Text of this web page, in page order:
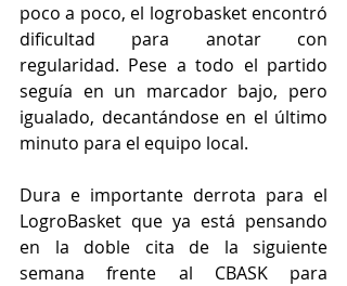
poco a poco, el logrobasket encontró
dificultad para anotar con
regularidad. Pese a todo el partido
seguía en un marcador bajo, pero
igualado, decantándose en el último
minuto para el equipo local.
Dura e importante derrota para el
LogroBasket que ya está pensando
en la doble cita de la siguiente
semana frente al CBASK para